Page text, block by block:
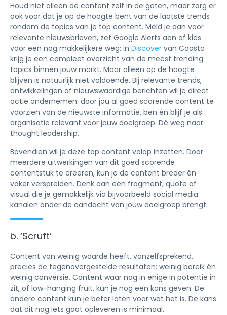
Houd niet alleen de content zelf in de gaten, maar zorg er
ook voor dat je op de hoogte bent van de laatste trends
rondom de topics van je top content. Meld je aan voor
relevante nieuwsbrieven, zet Google Alerts aan of kies
voor een nog makkelijkere weg: in Discover van Coosto
krijg je een compleet overzicht van de meest trending
topics binnen jouw markt. Maar alleen op de hoogte
blijven is natuurlijk niet voldoende. Bij relevante trends,
ontwikkelingen of nieuwswaardige berichten wil je direct
actie ondernemen: door jou al goed scorende content te
voorzien van de nieuwste informatie, ben én blijf je als
organisatie relevant voor jouw doelgroep. Dé weg naar
thought leadership.
Bovendien wil je deze top content volop inzetten. Door
meerdere uitwerkingen van dit goed scorende
contentstuk te creëren, kun je de content breder én
vaker verspreiden. Denk aan een fragment, quote of
visual die je gemakkelijk via bijvoorbeeld social media
kanalen onder de aandacht van jouw doelgroep brengt.
b. ‘Scruft’
Content van weinig waarde heeft, vanzelfsprekend,
precies de tegenovergestelde resultaten: weinig bereik én
weinig conversie. Content waar nog in enige in potentie in
zit, of low-hanging fruit, kun je nog een kans geven. De
andere content kun je beter laten voor wat het is. De kans
dat dit nog iets gaat opleveren is minimaal.